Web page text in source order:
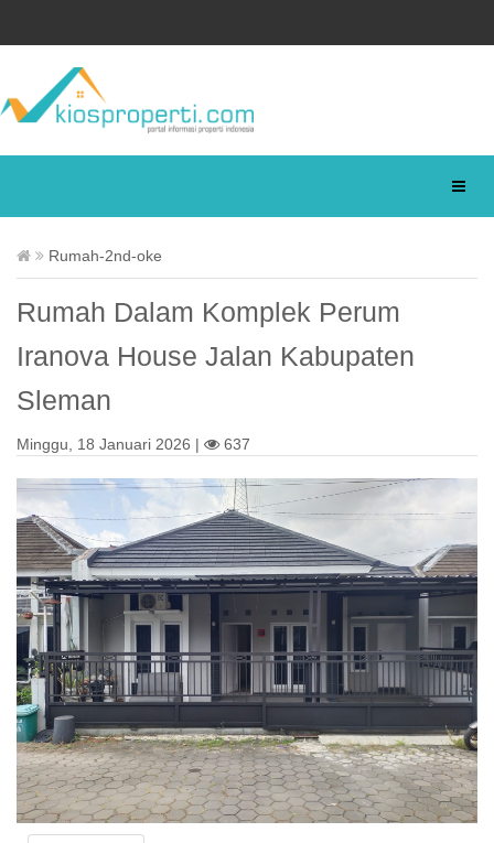
Rumah-2nd-oke
Rumah Dalam Komplek Perum
Iranova House Jalan Kabupaten
Sleman
Minggu, 18 Januari 2026 | 637